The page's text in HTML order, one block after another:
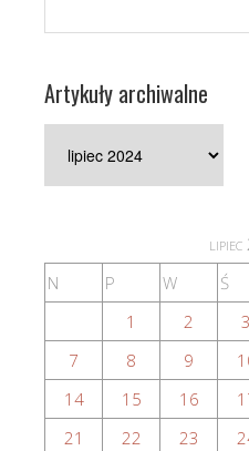
Artykuły archiwalne
archiwalne
N
P W Ś
1
2 3
7
8 9
14
15 16
21
22 23